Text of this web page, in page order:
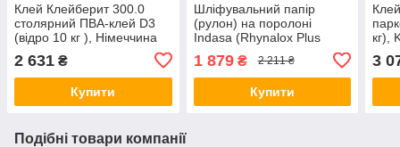
Клей Клейберит 300.0
столярний ПВА-клей D3
(відро 10 кг ), Німеччина
2 631 ₴
Купити
Шліфувальний папір
(рулон) на поролоні
Indasa (Rhynalox Plus
Line, Португалія) 115мм х
25м, зерно: Р120
1 879₴ 2 211 ₴
Купити
кг),
3
Подібні товари компанії